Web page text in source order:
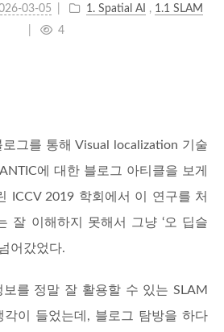
03-05 1. Spatial AI , 1.1 SLAM
4
그를 통해 Visual localization 기술
에 대한 블로그 아티클을 보게
ICCV 2019 학회에서 이 연구를 처
잘 이해하지 못해서 그냥 ‘오 딥슬
어갔었다.
를 정말 잘 활용할 수 있는 SLAM
각이 들었는데, 블로그 탐방을 하다